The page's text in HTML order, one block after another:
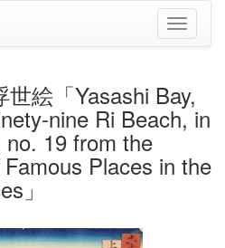
ナ
ビ
シ
ョ
ン
切
絵「Yasashi Bay,
nine Ri Beach, in
19 from the
Places in the
」